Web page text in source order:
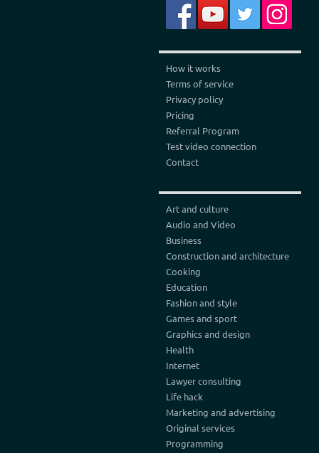
How it works
Terms of service
Privacy policy
Pricing
Referral Program
Test video connection
Contact
Art and culture
Audio and Video
Business
Construction and architecture
Cooking
Education
Fashion and style
Games and sport
Graphics and design
Health
Internet
Lawyer consulting
Life hack
Marketing and advertising
Original services
Programming